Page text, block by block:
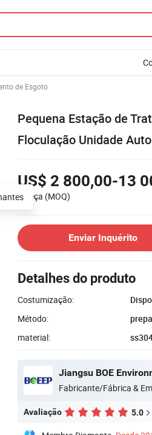
de Esgoto
Pequena Estação de
Floculação Unidade
US$ 2 800,00-13
1 Peça (MOQ)
Enviar Inquérito
Detalhes do produto
Costumização:
Método:
material:
Fabricante/Fábrica &
Avaliação 5.0